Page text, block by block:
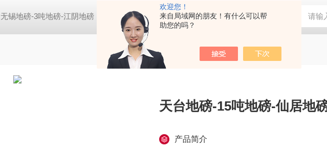
欢迎您！
来自局域网的朋友！有什么可以帮
助您的吗？
无锡地磅-3吨地磅-江阴地磅【佳宜电子】 80吨地磅常规尺寸|80吨地磅标准宽度-【上海佳宜】
天台地磅-15吨地磅-仙居地
产品简介